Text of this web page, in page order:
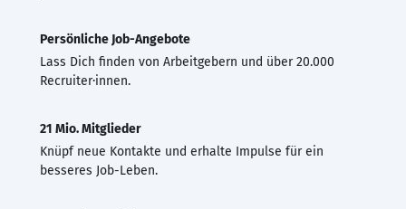
Persönliche Job-Angebote
Lass Dich finden von Arbeitgebern und über 20.000
Recruiter·innen.
21 Mio. Mitglieder
Knüpf neue Kontakte und erhalte Impulse für ein
besseres Job-Leben.